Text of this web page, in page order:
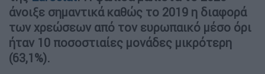
άνοιξε σημαντικά καθώς το 2019 η διαφορά
των χρεώσεων από τον ευρωπαικό μέσο όρι
ήταν 10 ποσοστιαίες μονάδες μικρότερη
(63,1%).